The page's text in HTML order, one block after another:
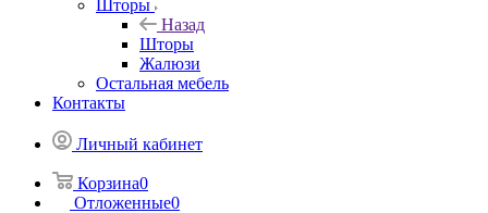
Шторы
Назад
Шторы
Жалюзи
Остальная мебель
Контакты
Личный кабинет
Корзина0
Отложенные0